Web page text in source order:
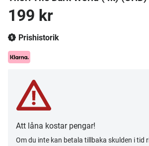
199 kr
Prishistorik
Att låna kostar pengar!
Om du inte kan betala tillbaka skulden i tid